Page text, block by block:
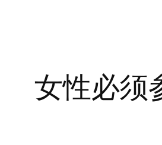
女性必须